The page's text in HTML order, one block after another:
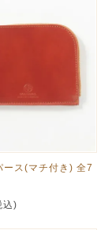
ース(マチ付き) 全7
込)